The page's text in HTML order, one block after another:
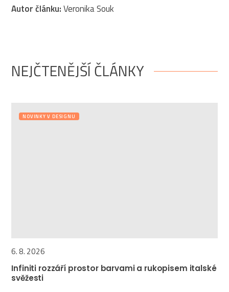
Autor článku:Veronika Souk
NEJČTENĚJŠÍ ČLÁNKY
NOVINKY V DESIGNU
6. 8. 2026
Infiniti rozzáří prostor barvami a rukopisem italské
svěžesti